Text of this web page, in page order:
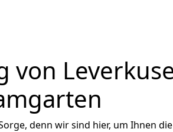
denn wir sind hier, um Ihnen die